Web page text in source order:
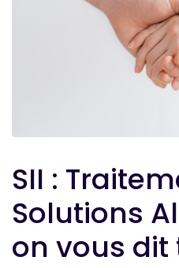
SII :
Solutions
on vous dit